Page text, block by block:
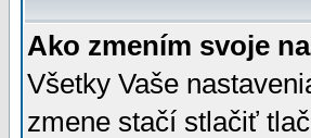
Ako zmením svoje
Všetky Vaše
zmene stačí stlačiť